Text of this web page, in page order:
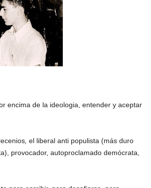
encima de la ideologia, entender y aceptar
, el liberal anti populista (más duro
provocador, autoproclamado demócrata,